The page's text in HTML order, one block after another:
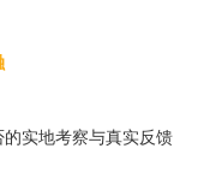
实地考察与真实反馈